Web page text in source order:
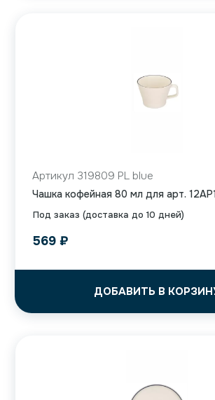
Под заказ (доставка до 10 дней)
Артикул 319809 PL blue
Чашка кофейная 80 мл для арт.
569 ₽
ДОБАВИТЬ В